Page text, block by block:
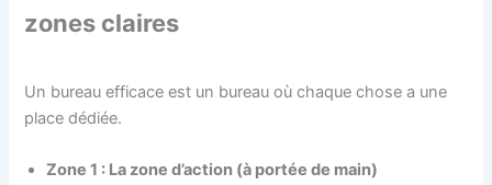
zones claires
Un bureau efficace est un bureau où chaque chose a une
place dédiée.
Zone 1 : La zone d’action (à portée de main)